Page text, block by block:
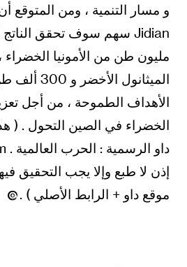
الميثانول
الأهداف الطموحة ، من أجل
الخضراء في الصين التحول . (
إذن لا طبع وإلا يجب التحقيق
موقع داو + الرابط الأصلي ) .